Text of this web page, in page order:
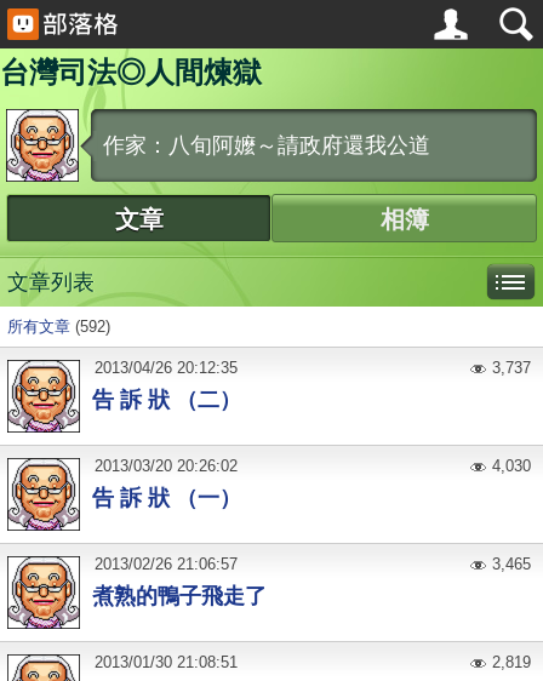
台灣司法◎人間煉獄
作家：八旬阿嬤～請政府還我公道
文章 相簿
文章列表
所有文章 (592)
告 訴 狀 （二）
2013/04/26 20:12:35 3,737
告 訴 狀 （一）
2013/03/20 20:26:02 4,030
煮熟的鴨子飛走了
2013/02/26 21:06:57 3,465
2013/01/30 21:08:51 2,819